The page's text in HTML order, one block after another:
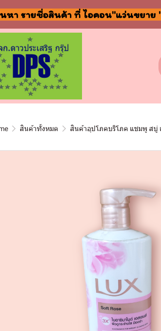
หา รายชื่อสินค้า ที่ ไอคอน"แว่นขยาย
สินค้าทั้งหมด สินค้าอุปโภคบริโภค แชมพู สบู่